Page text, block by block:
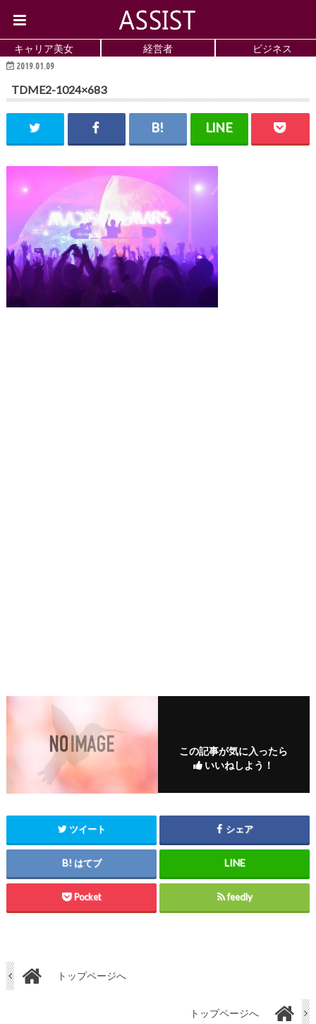
キャリア美女 経営者 ビジネス
2019.01.09
TDME2-1024×683
この記事が気に入ったら
いいねしよう！
ツイート シェア
はてブ
Pocket feedly
トップページへ
トップページへ